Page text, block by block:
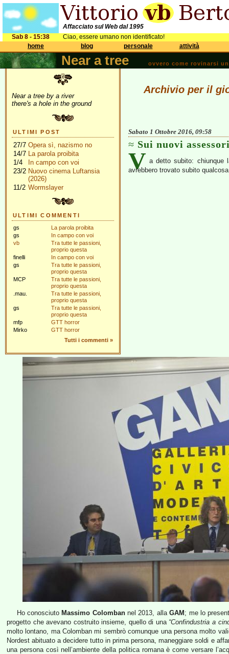
Affacciato sul Web dal 1995
Sab 8 - 15:38
Ciao, essere umano non identificato!
home
blog personale attività
Near a tree ovvero come rovinarsi
Near a tree by a river
there's a hole in the ground
ULTIMI POST
27/7 Opera sì, nazismo no
14/7 La parola proibita
1/4
In campo con voi
23/2 Nuovo cinema Luftansia
(2026)
11/2 Wormslayer
ULTIMI COMMENTI
gs
La parola proibita
gs
In campo con voi
vb
Tra tutte le passioni,
proprio questa
finelli
In campo con voi
gs
Tra tutte le passioni,
proprio questa
MCP
Tra tutte le passioni,
proprio questa
.mau.
Tra tutte le passioni,
proprio questa
gs
Tra tutte le passioni,
proprio questa
mfp
GTT horror
Mirko
GTT horror
Tutti i commenti »
Archivio per il
Sabato 1 Ottobre 2016, 09:58
Sui nuovi
V a detto subito: chiunque
avrebbero trovato subito
Ho conosciuto Massimo Colombannel 2013, allaGAM ; me lo
progetto che avevano costruito insieme, quello di una “Confindustria a
molto lontano, ma Colomban mi sembrò comunque una persona molto
Nordest abituato a decidere tutto in prima persona, maneggiare soldi e
una persona così nell’ambiente della politica romana è come versare